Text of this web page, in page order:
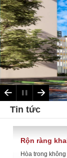
Tin tức
Rộn ràng
Trường
Hòa trong